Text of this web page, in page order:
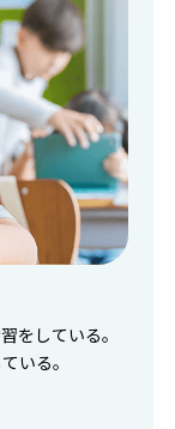
をしている。
いる。